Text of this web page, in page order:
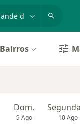
Bairros
Dom,
9 Ago 10 Ago